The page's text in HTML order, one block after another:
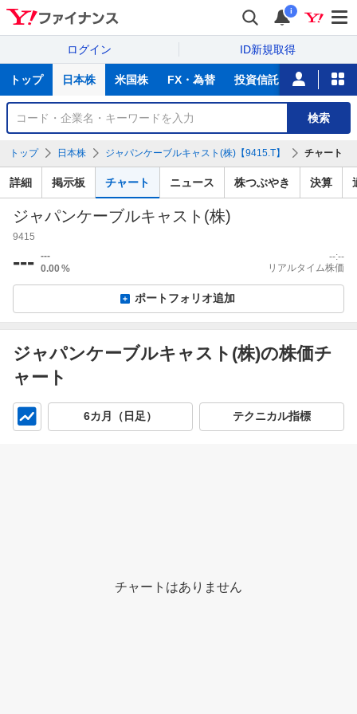
i
ログイン ID新規取得
サ
トップ 日本株 米国株 FX・為替 投資信託 ニュース
銘
検
索
検索
トップ 日本株 ジャパンケーブルキャスト(株)【9415.T】 チャート
詳細 掲示板 チャート ニュース 株つぶやき 決算
ジャパンケーブルキャスト(株)
9415
--- ---
0.00%
--:--
リアルタイム株価
ポートフォリオ追加
ジャパンケーブルキャスト(株)の株価チ
ャート
6カ月（日足） テクニカル指標
チャートはありません